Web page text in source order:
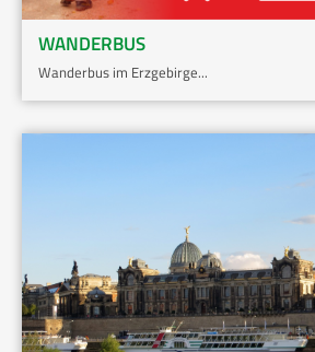
WANDERBUS
Wanderbus im Erzgebirge...